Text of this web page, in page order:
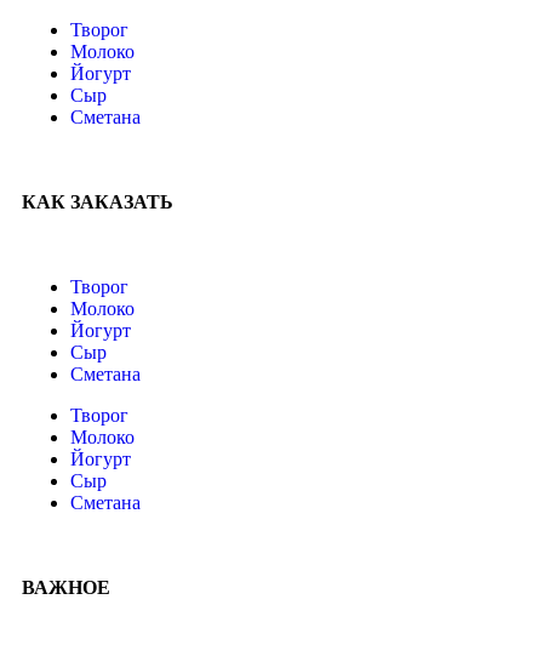
Творог
Молоко
Йогурт
Сыр
Сметана
КАК ЗАКАЗАТЬ
Творог
Молоко
Йогурт
Сыр
Сметана
Творог
Молоко
Йогурт
Сыр
Сметана
ВАЖНОЕ